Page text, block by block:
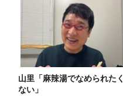
山里「麻辣湯でなめられたく
ない」